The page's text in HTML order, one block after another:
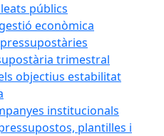
públics
econòmica
trimestral
objectius estabilitat
institucionals
plantilles i